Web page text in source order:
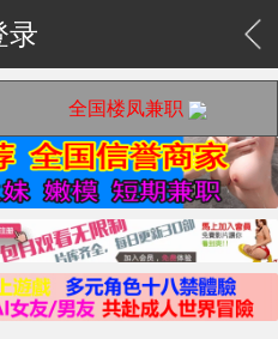
录
全国楼凤兼职